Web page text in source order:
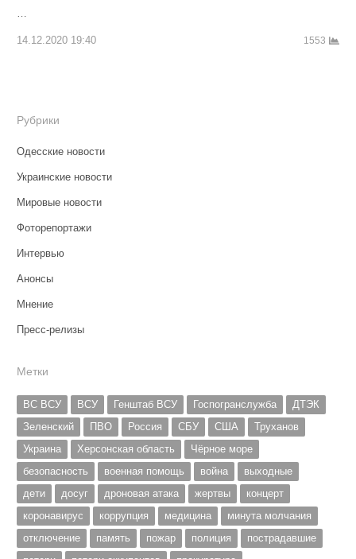
14.12.2020 19:40 1553
Рубрики
Одесские новости
Украинские новости
Мировые новости
Фоторепортажи
Интервью
Анонсы
Мнение
Пресс-релизы
Метки
ВС ВСУ ВСУ Генштаб ВСУ Госпогранслужба
ДТЭК
Зеленский
ПВО Россия СБУ США
Труханов
Украина
Херсонская область
Чёрное море
безопасность
военная помощь война
выходные
дети
досуг дроновая атака жертвы
концерт
коронавирус
коррупция медицина
минута молчания
отключение
память пожар полиция
пострадавшие